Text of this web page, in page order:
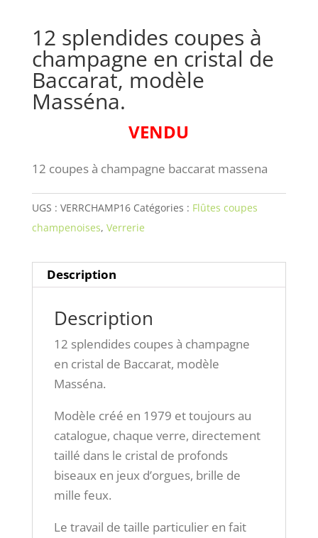
12 splendides coupes à
champagne en cristal de
Baccarat, modèle
Masséna.
VENDU
12 coupes à champagne baccarat massena
UGS : VERRCHAMP16 Catégories : Flûtes coupes
champenoises, Verrerie
Description
Description
12 splendides coupes à champagne
en cristal de Baccarat, modèle
Masséna.
Modèle créé en 1979 et toujours au
catalogue, chaque verre, directement
taillé dans le cristal de profonds
biseaux en jeux d’orgues, brille de
mille feux.
Le travail de taille particulier en fait